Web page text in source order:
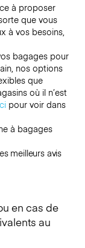
à proposer
que vous
à vos besoins,
bagages pour
nos options
que
où il n’est
pour voir dans
à bagages
meilleurs avis
en cas de
au